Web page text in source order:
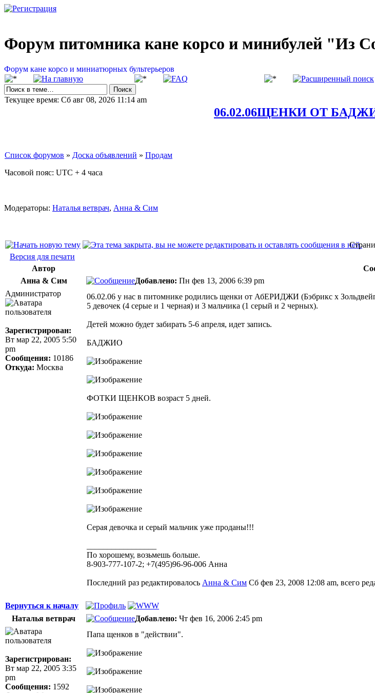
Форум питомника кане корсо и минибулей "Из
Форум кане корсо и миниатюрных бультерьеров
Текущее время: Сб авг 08, 2026 11:14 am
06.02.06ЩЕНКИ ОТ
Список форумов » Доска объявлений » Продам
Часовой пояс: UTC + 4 часа
Модераторы: Наталья ветврач, Анна & Сим
Версия для печати
Автор
Анна & Сим
Добавлено: Пн фев 13, 2006 6:39 pm
Администратор
Зарегистрирован:
Вт мар 22, 2005 5:50
pm
Сообщения: 10186
Откуда: Москва
06.02.06 у нас в питомнике родились щенки от АбЕРИДЖИ (Бэбрикс х
5 девочек (4 серые и 1 черная) и 3 мальчика (1 серый и 2 черных).
Детей можно будет забирать 5-6 апреля, идет запись.
БАДЖИО
ФОТКИ ЩЕНКОВ возраст 5 дней.
Серая девочка и серый мальчик уже проданы!!!
По хорошему, возьмешь больше.
8-903-777-107-2; +7(495)96-96-006 Анна
Последний раз редактировалось Анна & Сим Сб фев 23, 2008 12:08 am, всего
Вернуться к началу
Наталья ветврач
Добавлено: Чт фев 16, 2006 2:45 pm
Зарегистрирован:
Вт мар 22, 2005 3:35
pm
Сообщения: 1592
Папа щенков в "действии".